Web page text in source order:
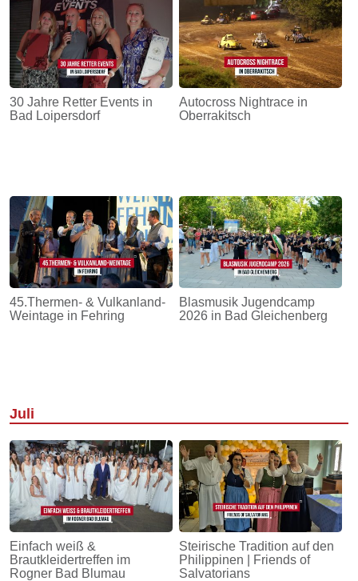
30 Jahre Retter Events in
Bad Loipersdorf
Autocross Nightrace in
Oberrakitsch
45.Thermen- & Vulkanland-
Weintage in Fehring
Blasmusik Jugendcamp
2026 in Bad Gleichenberg
Juli
Einfach weiß &
Brautkleidertreffen im
Rogner Bad Blumau
Steirische Tradition auf den
Philippinen | Friends of
Salvatorians